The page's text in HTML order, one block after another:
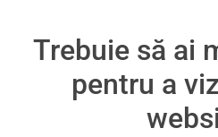
Pierre Lurton Rouge
Trebuie să ai
pentru a